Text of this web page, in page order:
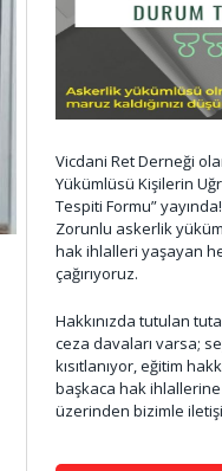
Vicdani Ret Derneği
Yükümlüsü Kişilerin
Tespiti Formu” yayında!
Zorunlu askerlik
hak ihlalleri yaşayan
çağırıyoruz.
Hakkınızda tutulan
ceza davaları varsa;
kısıtlanıyor, eğitim
başkaca hak
üzerinden bizimle